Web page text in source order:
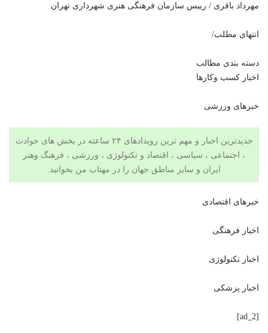
مهرداد باقری / رییس سازمان فرهنگی هنری شهرداری تهران
انتهای مطلب/
دسته بندی مطالب
اخبار کسب وکارها
خبرهای ورزشی
جدیدترین اخبار و مهم ترین رویدادهای ۲۴ ساعته در بخش های حوادث
، اجتماعی ، سیاسی ، اقتصاد و تکنولوژی ، ورزشی ، فرهنگ وهنر
ایران و سایر مناطق جهان را در مهتاب من بخوانید.
خبرهای اقتصادی
اخبار فرهنگی
اخبار تکنولوژی
اخبار پزشکی
[ad_2]